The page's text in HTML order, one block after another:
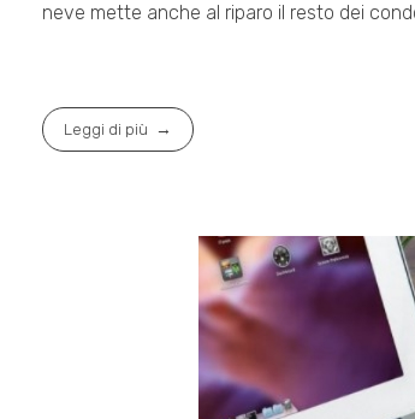
neve mette anche al riparo il resto dei
Leggi di più